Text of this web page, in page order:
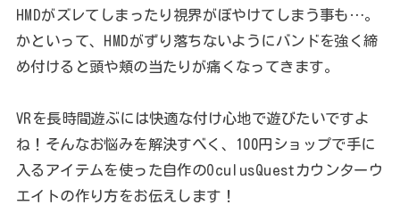
HMDがズレてしまったり視界がぼやけてしまう事も…。
かといって、HMDがずり落ちないようにバンドを強く締
め付けると頭や頬の当たりが痛くなってきます。
VRを長時間遊ぶには快適な付け心地で遊びたいですよ
ね！そんなお悩みを解決すべく、100円ショップで手に
入るアイテムを使った自作のOculusQuestカウンターウ
エイトの作り方をお伝えします！